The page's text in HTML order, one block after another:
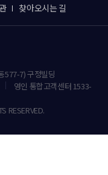
찾아오시는 길
577-7) 구정빌딩
영인 통합고객센터 1533-
RESERVED.